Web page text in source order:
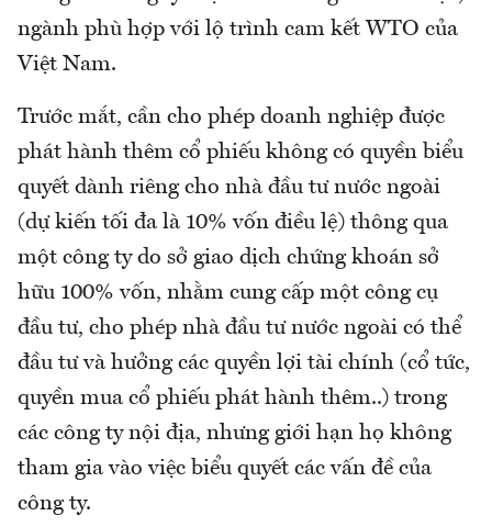
ngành phù hợp với lộ trình cam kết WTO của
Việt Nam.
Trước mắt, cần cho phép doanh nghiệp được
phát hành thêm cổ phiếu không có quyền biểu
quyết dành riêng cho nhà đầu tư nước ngoài
(dự kiến tối đa là 10% vốn điều lệ) thông qua
một công ty do sở giao dịch chứng khoán sở
hữu 100% vốn, nhằm cung cấp một công cụ
đầu tư, cho phép nhà đầu tư nước ngoài có thể
đầu tư và hưởng các quyền lợi tài chính (cổ tức,
quyền mua cổ phiếu phát hành thêm..) trong
các công ty nội địa, nhưng giới hạn họ không
tham gia vào việc biểu quyết các vấn đề của
công ty.